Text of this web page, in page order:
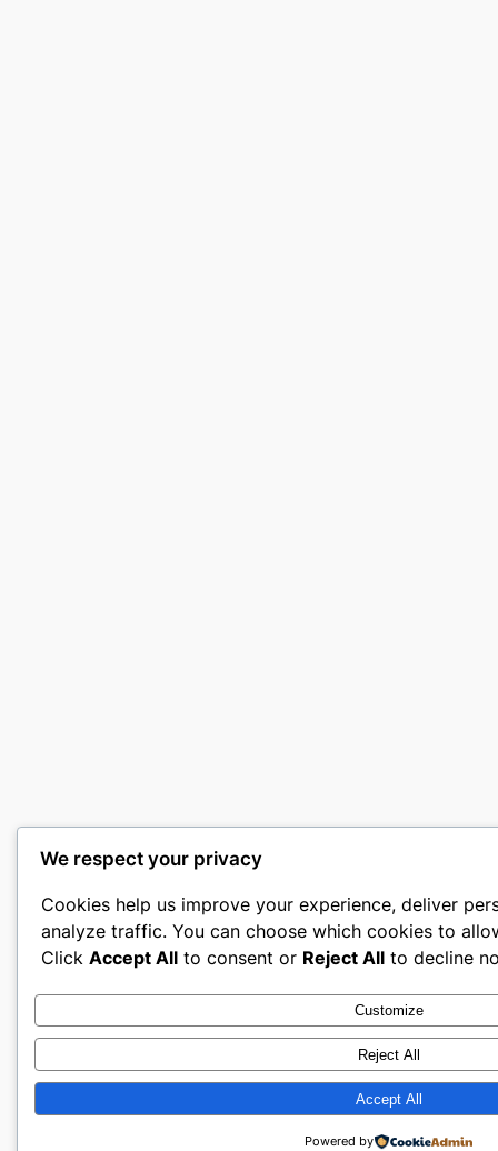
We respect your privacy
Cookies help us improve your experience, deliver
analyze traffic. You can choose which cookies to
Click Accept All to consent or Reject All to decline
Customize
Reject All
Accept All
Powered by